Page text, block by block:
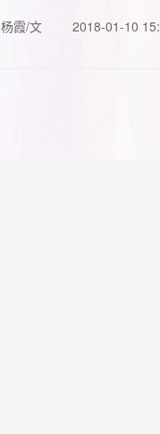
杨霞/文
2018-01-10